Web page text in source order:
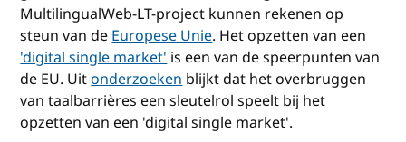
MultilingualWeb-LT-project kunnen rekenen op
steun van deEuropese Unie. Het opzetten van een
'digital single market'is een van de speerpunten van
de EU. Uitonderzoekenblijkt dat het overbruggen
van taalbarrières een sleutelrol speelt bij het
opzetten van een 'digital single market'.